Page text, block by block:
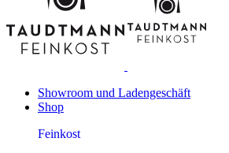
Showroom und Ladengeschäft
Shop
Feinkost